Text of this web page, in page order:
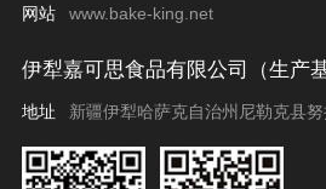
网站 www.bake-king.net
伊犁嘉可思食品有限公司（生产基
地址 新疆伊犁哈萨克自治州尼勒克县